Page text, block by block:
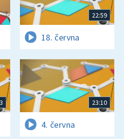
22:59
18. června
23:10
4. června